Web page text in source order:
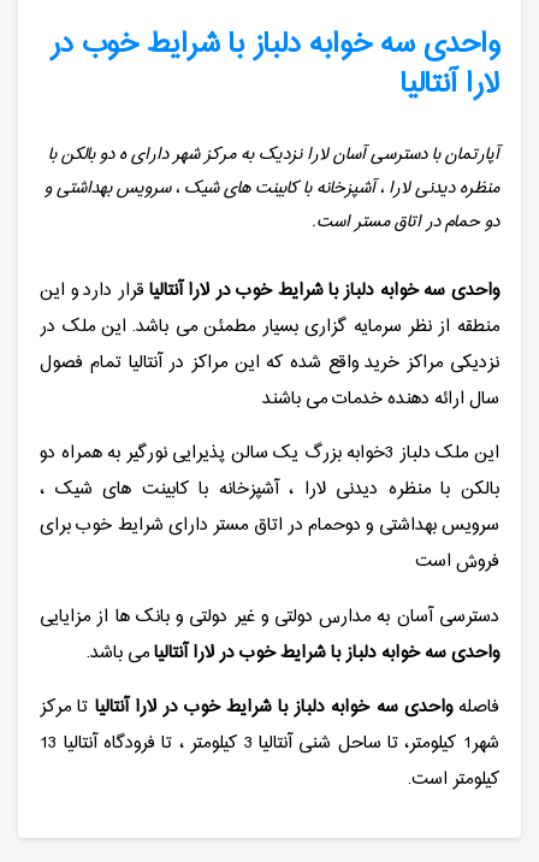
واحدی سه خوابه دلباز با شرایط خوب در
لارا آنتالیا
آپارتمان با دسترسی آسان لارا نزدیک به مرکز شهر دارای ه دو بالکن با
منظره دیدنی لارا ، آشپزخانه با کابینت های شیک ، سرویس بهداشتی و
دو حمام در اتاق مستر است.
واحدی سه خوابه دلباز با شرایط خوب در لارا آنتالیاقرار دارد و این
منطقه از نظر سرمایه گزاری بسیار مطمئن می باشد. این ملک در
نزدیکی مراکز خرید واقع شده که این مراکز در آنتالیا تمام فصول
سال ارائه دهنده خدمات می باشند
این ملک دلباز 3خوابه بزرگ یک سالن پذیرایی نورگیر به همراه دو
بالکن با منظره دیدنی لارا ، آشپزخانه با کابینت های شیک ،
سرویس بهداشتی و دوحمام در اتاق مستر دارای شرایط خوب برای
فروش است
دسترسی آسان به مدارس دولتی و غیر دولتی و بانک ها از مزایایی
واحدی سه خوابه دلباز با شرایط خوب در لارا آنتالیامی باشد.
فاصلهواحدی سه خوابه دلباز با شرایط خوب در لارا آنتالیا تا مرکز
شهر1 کیلومتر، تا ساحل شنی آنتالیا 3 کیلومتر ، تا فرودگاه آنتالیا 13
کیلومتر است.